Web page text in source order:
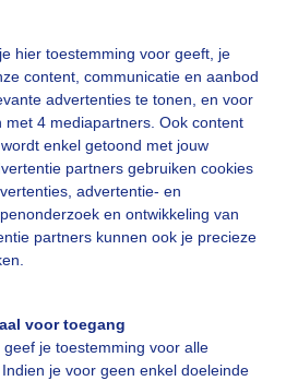
hier toestemming voor geeft, je
content, communicatie en aanbod
advertenties te tonen, en voor
met 4 mediapartners. Ook content
enkel getoond met jouw
partners gebruiken cookies
advertentie- en
en ontwikkeling van
partners kunnen ook je precieze
voor toegang
je toestemming voor alle
je voor geen enkel doeleinde
geduld aub...